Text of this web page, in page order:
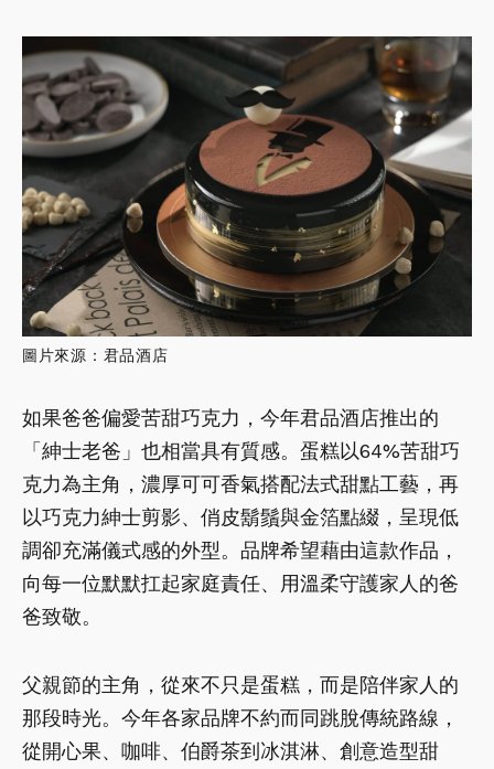
圖片來源：君品酒店
如果爸爸偏愛苦甜巧克力，今年君品酒店推出的
「紳士老爸」也相當具有質感。蛋糕以64%苦甜巧
克力為主角，濃厚可可香氣搭配法式甜點工藝，再
以巧克力紳士剪影、俏皮鬍鬚與金箔點綴，呈現低
調卻充滿儀式感的外型。品牌希望藉由這款作品，
向每一位默默扛起家庭責任、用溫柔守護家人的爸
爸致敬。
父親節的主角，從來不只是蛋糕，而是陪伴家人的
那段時光。今年各家品牌不約而同跳脫傳統路線，
從開心果、咖啡、伯爵茶到冰淇淋、創意造型甜